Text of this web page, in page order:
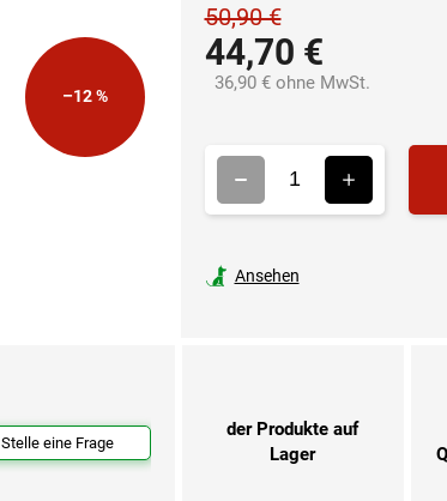
–12 %
50,90 €
44,70 €
36,90 € ohne MwSt.
Ansehen
Stelle eine Frage
der Produkte auf
Lager